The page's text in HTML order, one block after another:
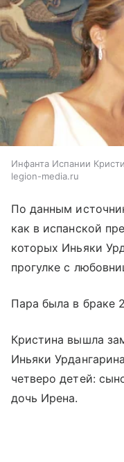
Инфанта Испании
legion-media.ru
По данным
как в испанской
которых Иньяки
прогулке с
Пара была в браке
Кристина вышла
Иньяки
четверо детей:
дочь Ирена.